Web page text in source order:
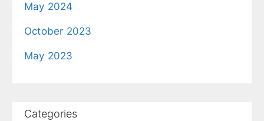
May 2024
October 2023
May 2023
Categories